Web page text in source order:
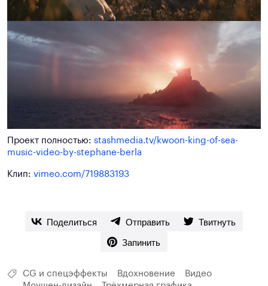
Проект полностью: stashmedia.tv/kwoon-king-of-sea-
music-video-by-stephane-berla
Клип: vimeo.com/719883193
Поделиться Отправить
Твитнуть
Запинить
CG и спецэффекты Вдохновение
Видео